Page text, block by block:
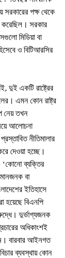
সরকারের পক্ষ থেকে
করেছিল। সরকার
মিডিয়া বা
ও বিটিআরসির
দুই একটি রাষ্ট্রের
এমন কোন রাষ্ট্র
নেয় তখন
আলোচনা
নীতিমালার
দেওয়া হচ্ছে।
‘কোনো ব্যক্তির
বা
ইতিহাসে
হয়েছে বিএনপি
দুর্ভাগ্যজনক
অধিকাংশই
বারবার আইনগত
ব্যবস্থায় কোন